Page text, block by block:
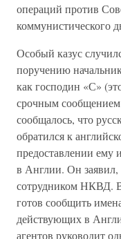
операций против
коммунистического
Особый казус
поручению
как господин «С»
срочным
сообщалось, что
обратился к
предоставлении ему
в Англии. Он заявил,
сотрудником НКВД.
готов сообщить
действующих в
агентов руководит